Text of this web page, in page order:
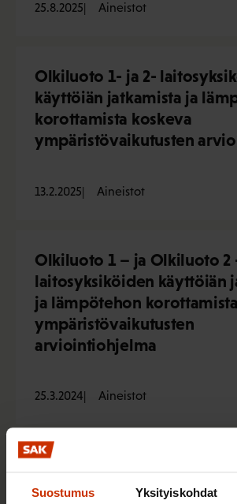
Suostumus Yksityiskohdat
25.8.2025 Aineistot
Olkiluoto 1- ja 2-
käyttöiän jatkamista ja
korottamista koskeva
ympäristövaikutusten
13.2.2025 Aineistot
Olkiluoto 1 – ja Olkiluoto 2
laitosyksiköiden käyttöiän
ja lämpötehon
ympäristövaikutusten
arviointiohjelma
25.3.2024 Aineistot
SAK, Akava ja STTK:
on aika jäädä historiaan